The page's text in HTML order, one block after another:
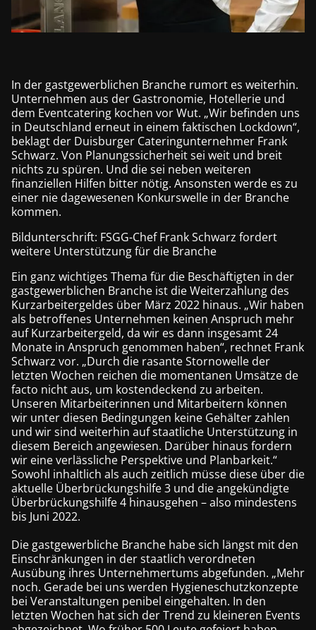
In der gastgewerblichen Branche rumort es weiterhin.
Unternehmen aus der Gastronomie, Hotellerie und
dem Eventcatering kochen vor Wut. „Wir befinden uns
in Deutschland erneut in einem faktischen Lockdown“,
beklagt der Duisburger Cateringunternehmer Frank
Schwarz. Von Planungssicherheit sei weit und breit
nichts zu spüren. Und die sei neben weiteren
finanziellen Hilfen bitter nötig. Ansonsten werde es zu
einer nie dagewesenen Konkurswelle in der Branche
kommen.
Bildunterschrift: FSGG-Chef Frank Schwarz fordert
weitere Unterstützung für die Branche
Ein ganz wichtiges Thema für die Beschäftigten in der
gastgewerblichen Branche ist die Weiterzahlung des
Kurzarbeitergeldes über März 2022 hinaus. „Wir haben
als betroffenes Unternehmen keinen Anspruch mehr
auf Kurzarbeitergeld, da wir es dann insgesamt 24
Monate in Anspruch genommen haben“, rechnet Frank
Schwarz vor. „Durch die rasante Stornowelle der
letzten Wochen reichen die momentanen Umsätze de
facto nicht aus, um kostendeckend zu arbeiten.
Unseren Mitarbeiterinnen und Mitarbeitern können
wir unter diesen Bedingungen keine Gehälter zahlen
und wir sind weiterhin auf staatliche Unterstützung in
diesem Bereich angewiesen. Darüber hinaus fordern
wir eine verlässliche Perspektive und Planbarkeit.“
Sowohl inhaltlich als auch zeitlich müsse diese über die
aktuelle Überbrückungshilfe 3 und die angekündigte
Überbrückungshilfe 4 hinausgehen – also mindestens
bis Juni 2022.
Die gastgewerbliche Branche habe sich längst mit den
Einschränkungen in der staatlich verordneten
Ausübung ihres Unternehmertums abgefunden. „Mehr
noch. Gerade bei uns werden Hygieneschutzkonzepte
bei Veranstaltungen penibel eingehalten. In den
letzten Wochen hat sich der Trend zu kleineren Events